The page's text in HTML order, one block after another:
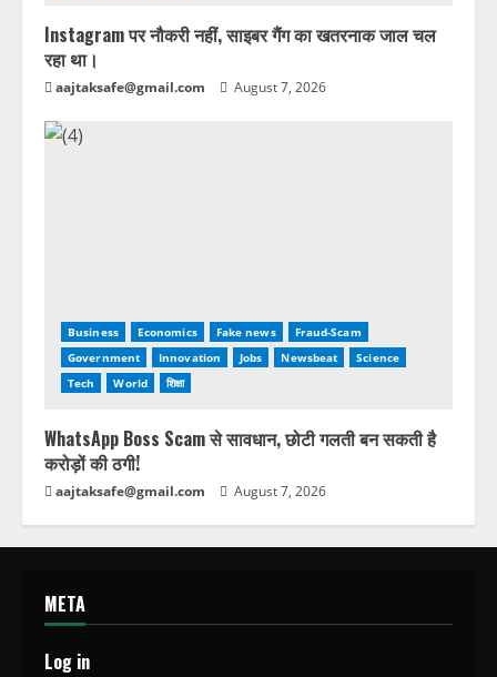
Instagram पर नौकरी नहीं, साइबर गैंग का खतरनाक जाल चल
रहा था।
aajtaksafe@gmail.com August 7, 2026
Business Economics Fake news
Fraud-Scam
Government
Innovation Jobs Newsbeat
Science
Tech
World शिक्षा
WhatsApp Boss Scam से सावधान, छोटी गलती बन सकती है
करोड़ों की ठगी!
aajtaksafe@gmail.com August 7, 2026
META
Log in